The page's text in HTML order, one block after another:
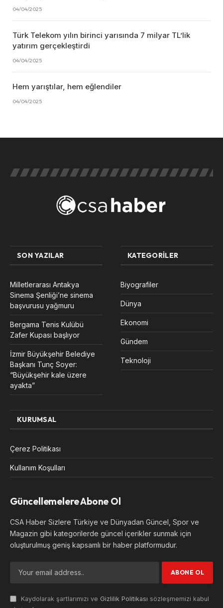
04/04/2025
Türk Telekom yılın birinci yarısında 7 milyar TL’lik
yatırım gerçekleştirdi
04/04/2025
Hem yarıştılar, hem eğlendiler
04/04/2025
SON YAZILAR
Milletlerarası Antakya
Sinema Şenliği’ne sinema
başvurusu yağmuru
Bergama Tenis Kulübü
Zafer Kupası başlıyor
İzmir Büyükşehir Belediye
Başkanı Tunç Soyer:
“Büyükşehir kale üzere
ayakta”
KATEGORILER
Biyografiler
Dünya
Ekonomi
Gündem
Teknoloji
KURUMSAL
Çerez Politikası
Kullanım Koşulları
Güncellemelere Abone Ol
CSA Haber Sizlere Türkiye ve Dünyadan Güncel, Spor ve
Magazin gibi kategorilerde güncel içerikler sunmak için
oluşturulmuş geniş kapsamlı bir haber platformudur.
Kaydolarak şartlarımızı ve Gizlilik Politikası sözleşmemizi kabul